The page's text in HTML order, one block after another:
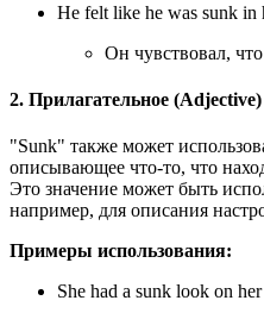
He felt like he was sunk in
Он чувствовал,
2. Прилагательное (Adjective)
"Sunk" также может
описывающее что-то, что
Это значение может быть
например, для описания
Примеры использования:
She had a sunk look on